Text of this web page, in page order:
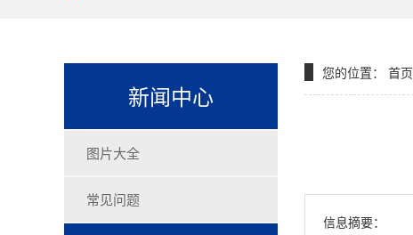
新闻中心
图片大全
常见问题
您的位置： 首页
信息摘要：